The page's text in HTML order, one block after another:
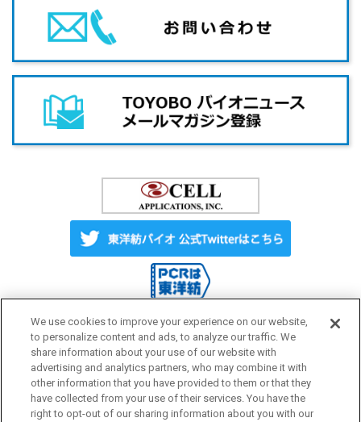
Label License ご利用にあたって
プライバシーポリシー サイトマップ
We use cookies to improve your experience on our website,
to personalize content and ads, to analyze our traffic. We
share information about your use of our website with
advertising and analytics partners, who may combine it with
other information that you have provided to them or that they
have collected from your use of their services. You have the
right to opt-out of our sharing information about you with our